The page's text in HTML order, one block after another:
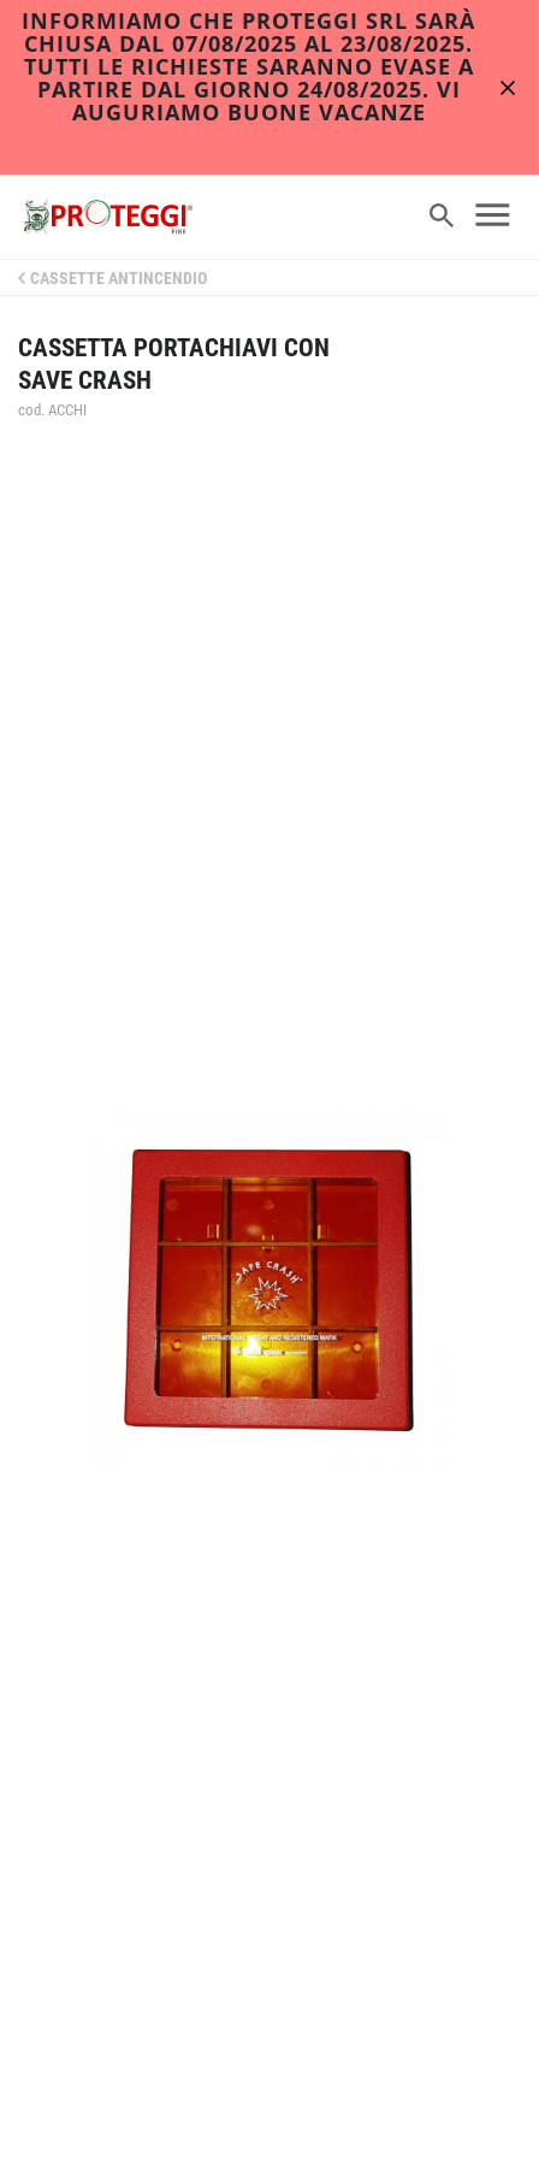
INFORMIAMO CHE PROTEGGI SRL SARÀ
CHIUSA DAL 07/08/2025 AL 23/08/2025.
TUTTI LE RICHIESTE SARANNO EVASE A
PARTIRE DAL GIORNO 24/08/2025. VI
AUGURIAMO BUONE VACANZE
CASSETTE ANTINCENDIO
CASSETTA PORTACHIAVI CON
SAVE CRASH
cod. ACCHI